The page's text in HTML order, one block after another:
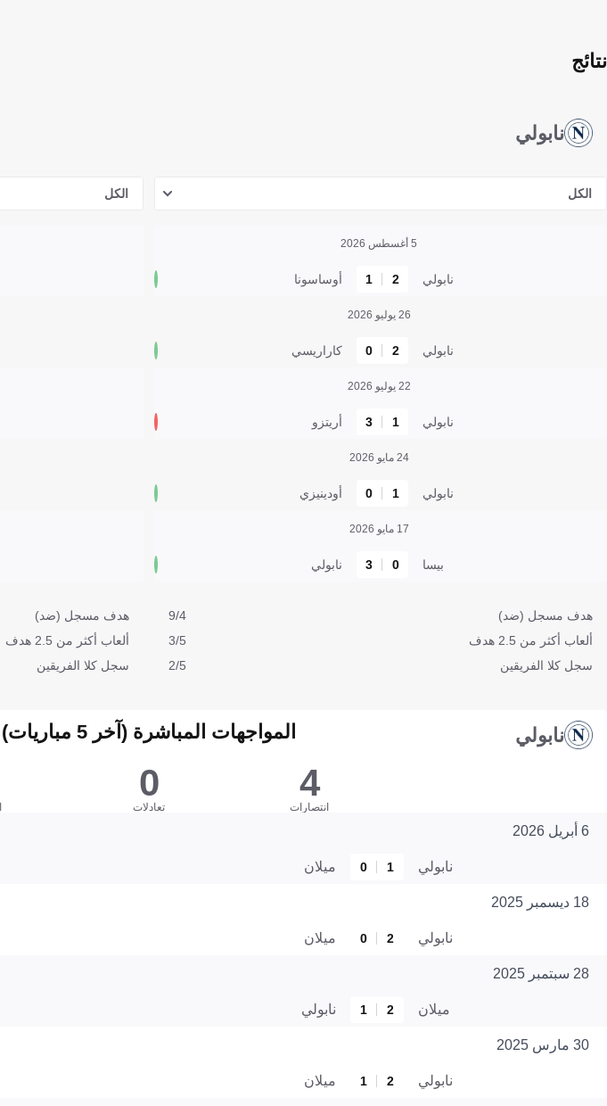
نابولي
نتائج
الكل
5 أغسطس 2026
نابولي 2
1 أوساسونا
26 يوليو 2026
نابولي 2
0 كاراريسي
22 يوليو 2026
نابولي 1
3 أريتزو
24 مايو 2026
نابولي 1
0 أودينيزي
17 مايو 2026
بيسا 0
3 نابولي
هدف مسجل (ضد)
9/4
ألعاب أكثر من 2.5 هدف
3/5
سجل كلا الفريقين
2/5
الكل
هدف مسجل (ضد)
ألعاب أكثر من 2.5 هدف
سجل كلا الفريقين
نابولي المواجهات المباشرة (آخر 5 مباريات)
4
انتصارات
0
تعادلات
6 أبريل 2026
نابولي 1
0 ميلان
18 ديسمبر 2025
نابولي 2
0 ميلان
28 سبتمبر 2025
ميلان 2
1 نابولي
30 مارس 2025
نابولي 2
1 ميلان